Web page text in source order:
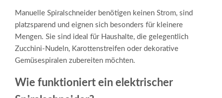
Manuelle Spiralschneider benötigen keinen Strom, sind
platzsparend und eignen sich besonders für kleinere
Mengen. Sie sind ideal für Haushalte, die gelegentlich
Zucchini-Nudeln, Karottenstreifen oder dekorative
Gemüsespiralen zubereiten möchten.
Wie funktioniert ein elektrischer